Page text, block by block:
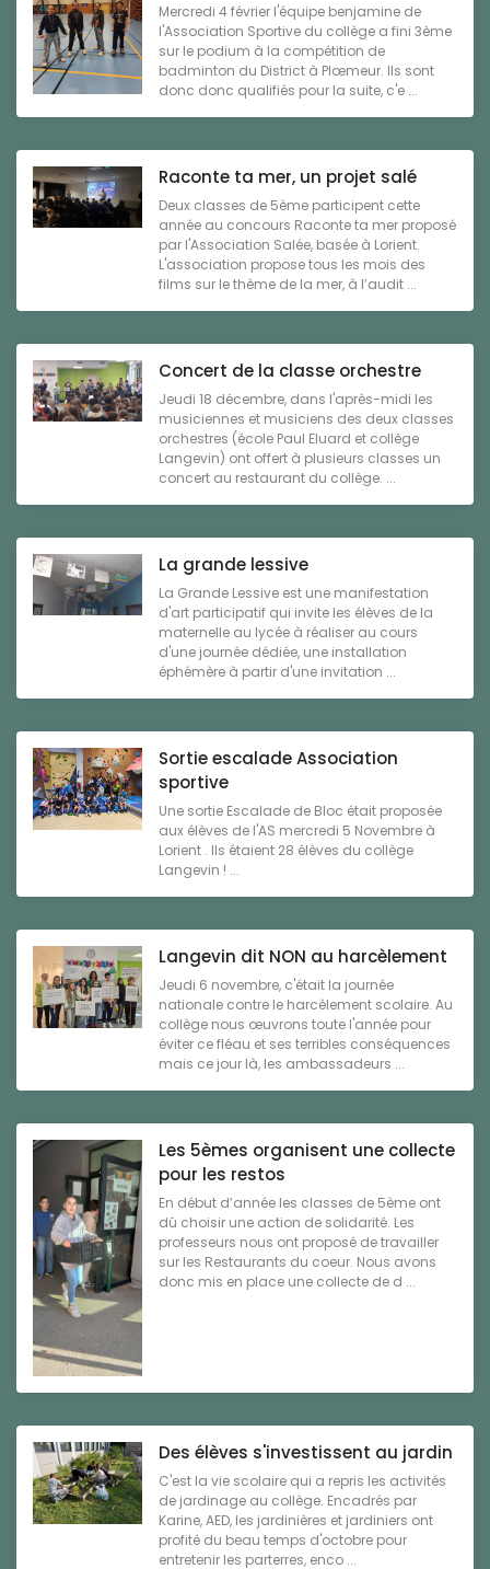
Mercredi 4 février l'équipe benjamine de
l'Association Sportive du collège a fini 3ème
sur le podium à la compétition de
badminton du District à Plœmeur. Ils sont
donc donc qualifiés pour la suite, c'e ...
Raconte ta mer, un projet salé
Deux classes de 5ème participent cette
année au concours Raconte ta mer proposé
par l'Association Salée, basée à Lorient.
L'association propose tous les mois des
films sur le thème de la mer, à l’audit ...
Concert de la classe orchestre
Jeudi 18 décembre, dans l'après-midi les
musiciennes et musiciens des deux classes
orchestres (école Paul Eluard et collège
Langevin) ont offert à plusieurs classes un
concert au restaurant du collège. ...
La grande lessive
La Grande Lessive est une manifestation
d'art participatif qui invite les élèves de la
maternelle au lycée à réaliser au cours
d'une journée dédiée, une installation
éphémère à partir d'une invitation ...
Sortie escalade Association
sportive
Une sortie Escalade de Bloc était proposée
aux élèves de l'AS mercredi 5 Novembre à
Lorient . Ils étaient 28 élèves du collège
Langevin ! ...
Langevin dit NON au harcèlement
Jeudi 6 novembre, c'était la journée
nationale contre le harcèlement scolaire. Au
collège nous œuvrons toute l'année pour
éviter ce fléau et ses terribles conséquences
mais ce jour là, les ambassadeurs ...
Les 5èmes organisent une collecte
pour les restos
En début d’année les classes de 5ème ont
dû choisir une action de solidarité. Les
professeurs nous ont proposé de travailler
sur les Restaurants du coeur. Nous avons
donc mis en place une collecte de d ...
Des élèves s'investissent au jardin
C'est la vie scolaire qui a repris les activités
de jardinage au collège. Encadrés par
Karine, AED, les jardinières et jardiniers ont
profité du beau temps d'octobre pour
entretenir les parterres, enco ...